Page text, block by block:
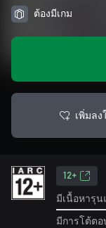
ต้องมีเกม
เพิ่มล
12+
มีเนื้อหารุ
มีการโต้ตอ